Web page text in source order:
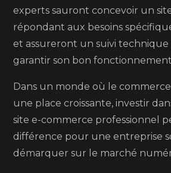
experts sauront concevoir un
répondant aux besoins
et assureront un suivi
garantir son bon
Dans un monde où le
une place croissante, investir
site e-commerce professionnel
différence pour une entreprise
démarquer sur le marché